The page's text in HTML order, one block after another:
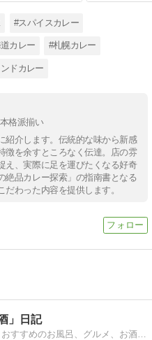
#スパイスカレー
カレー #札幌カレー
ドカレー
格派揃い
紹介します。伝統的な味から新感
徴を余すところなく伝達。店の雰
え、実際に足を運びたくなる好奇
絶品カレー探索」の指南書となる
わった内容を提供します。
」日記
サラリーマンのもっちゃんが、おすすめのお風呂、グルメ、お酒を中心に情報をお届けします。たまには旅行や鉄道の話もありますよ。